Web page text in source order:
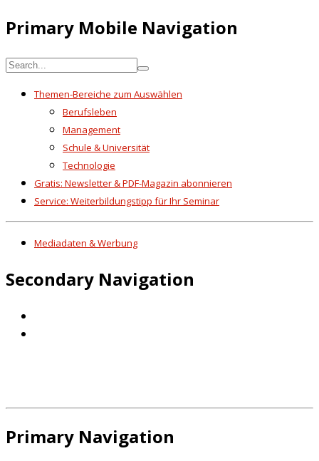
Primary Mobile Navigation
Themen-Bereiche zum Auswählen
Berufsleben
Management
Schule & Universität
Technologie
Gratis: Newsletter & PDF-Magazin abonnieren
Service: Weiterbildungstipp für Ihr Seminar
Mediadaten & Werbung
Secondary Navigation
Primary Navigation